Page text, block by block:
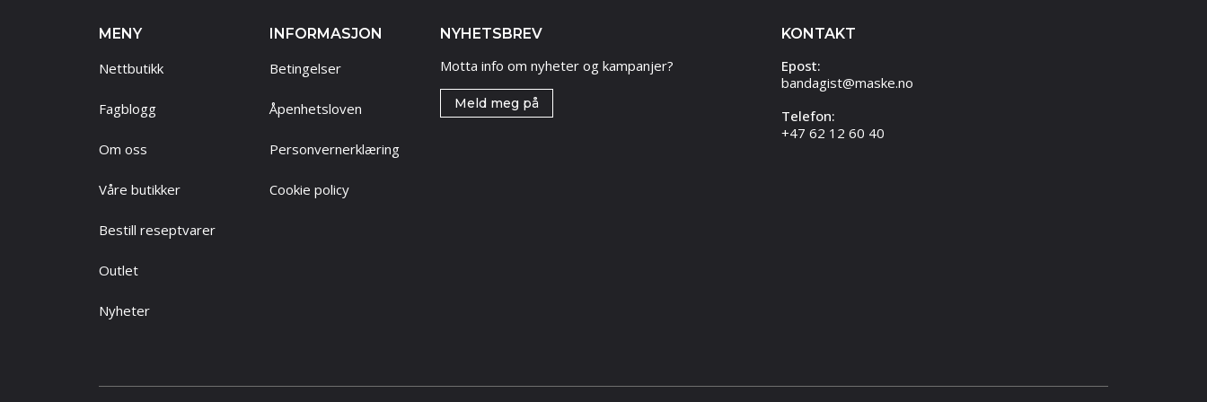
MENY
Nettbutikk
Fagblogg
Om oss
Våre butikker
Bestill reseptvarer
Outlet
Nyheter
INFORMASJON
Betingelser
Åpenhetsloven
Personvernerklæring
Cookie policy
NYHETSBREV
Motta info om nyheter og kampanjer?
Meld meg på
KONTAKT
Epost:
bandagist@maske.no
Telefon:
+47 62 12 60 40